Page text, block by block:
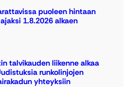
puoleen hintaan
1.8.2026 alkaen
talvikauden liikenne alkaa
runkolinjojen
yhteyksiin